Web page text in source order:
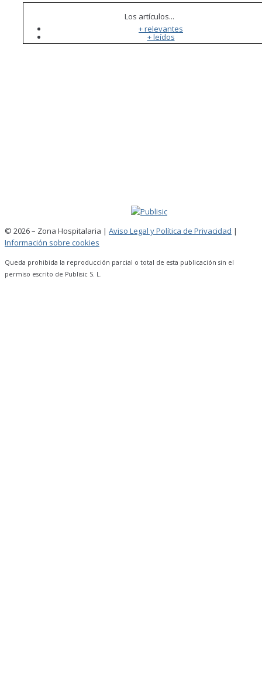
Los artículos...
+ relevantes
+ leídos
© 2026 – Zona Hospitalaria | Aviso Legal y Política de Privacidad |
Información sobre cookies
Queda prohibida la reproducción parcial o total de esta publicación sin el
permiso escrito de Publisic S. L.